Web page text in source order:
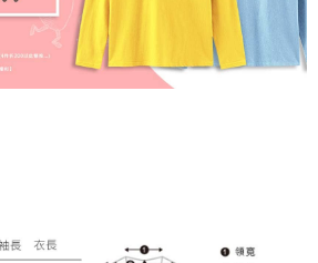
限公司提供之「AFTEE先享後付」服務完成之交
內提供個人資料，並將交易相關給付款項請求債
司。
，請瀏覽以下網址：
經同意申辦者引起之損失，本公司不負相關責
」時，將依據個別帳號之用戶狀況，依本公司即
權停止該用戶之使用額度並採取法律行動。
含以上)免運費